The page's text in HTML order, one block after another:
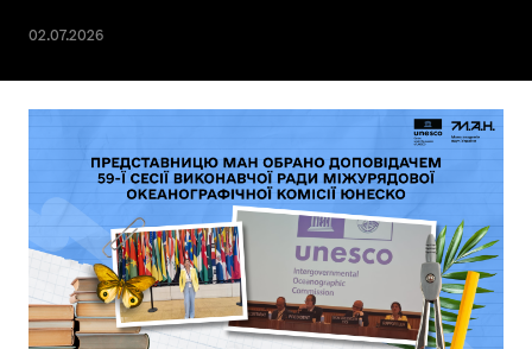
02.07.2026